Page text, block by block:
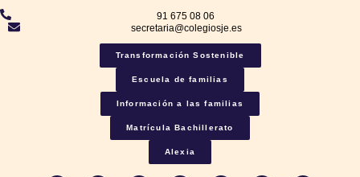
91 675 08 06
secretaria@colegiosje.es
Transformación Sostenible
Escuela de familias
Información a las familias
Matrícula Bachillerato
Alexia